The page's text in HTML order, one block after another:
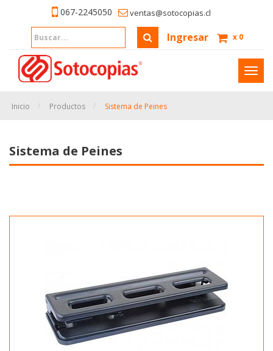
067-2245050 ventas@sotocopias.cl
Ingresar x 0
Inicio Productos Sistema de Peines
Sistema de Peines